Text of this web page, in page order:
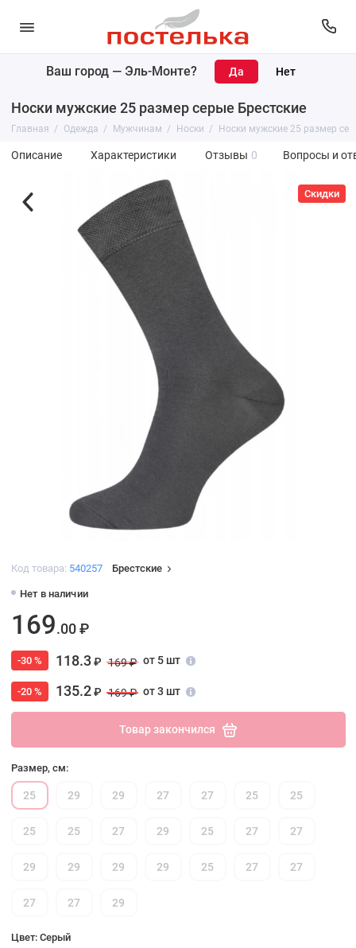
Ваш город — Эль-Монте?
Носки мужские 25 размер серые Брестские
Главная Одежда Мужчинам Носки Носки мужские 25 размер
Описание Характеристики Отзывы 0 Вопросы и
Скидки
Код товара: 540257 Брестские
Нет в наличии
169.00 ₽
-30 % 118.3₽ 169 ₽ от 5 шт
-20 % 135.2₽ 169 ₽ от 3 шт
Товар закончился
Размер, см:
25 29 29 27 27 25 25
25 25 27 29 25 27 27
29 29 29 29 25 27 27
27 27 29
Цвет: Серый